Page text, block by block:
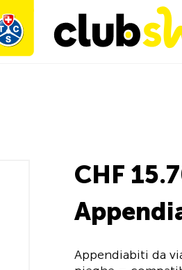
CHF
Appendiabiti da